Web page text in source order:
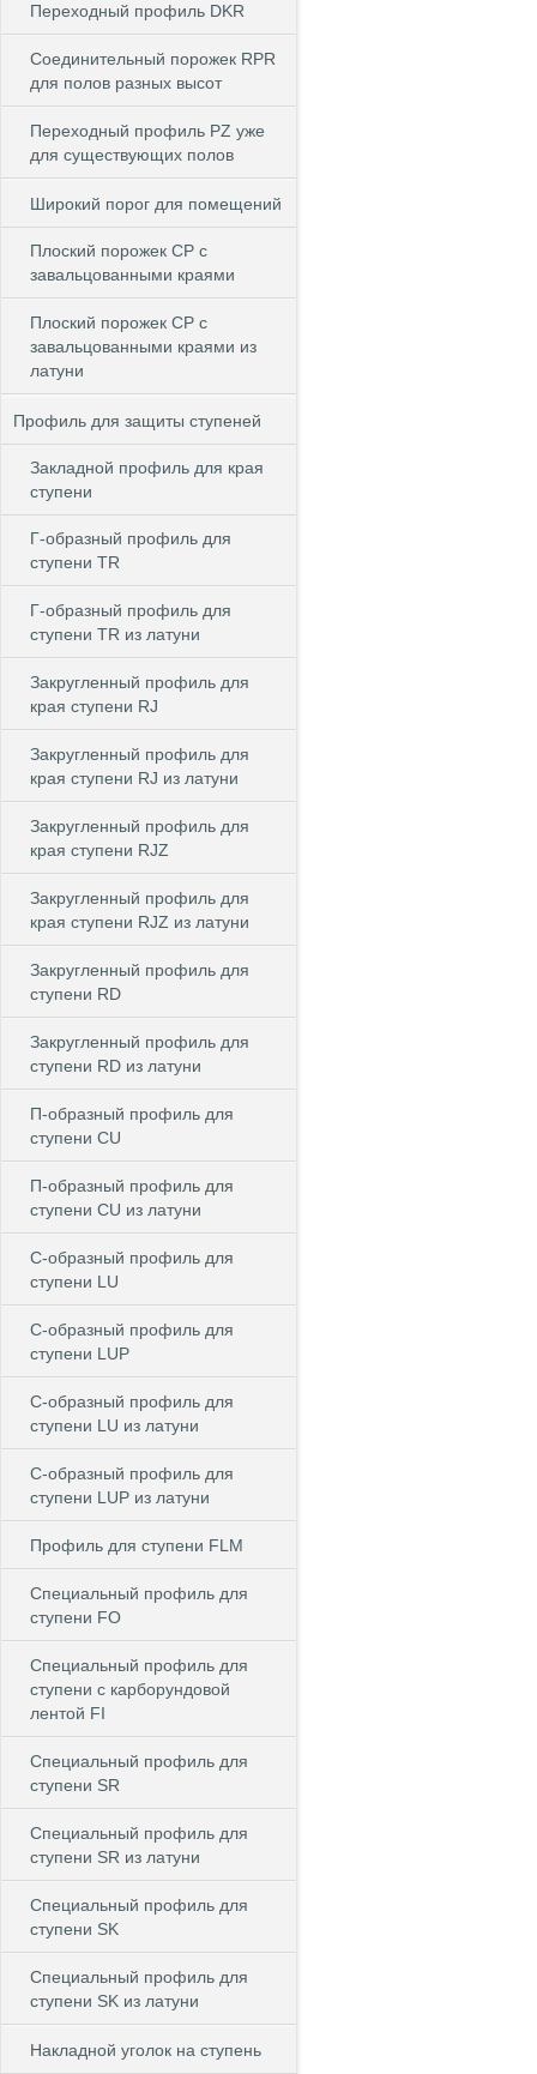
Переходный профиль DKR
Cоединительный порожек RPR
для полов разных высот
Переходный профиль PZ уже
для существующих полов
Широкий порог для помещений
Плоский порожек СP с
завальцованными краями
Плоский порожек СP с
завальцованными краями из
латуни
Профиль для защиты ступеней
Закладной профиль для края
ступени
Г-образный профиль для
ступени TR
Г-образный профиль для
ступени TR из латуни
Закругленный профиль для
края ступени RJ
Закругленный профиль для
края ступени RJ из латуни
Закругленный профиль для
края ступени RJZ
Закругленный профиль для
края ступени RJZ из латуни
Закругленный профиль для
ступени RD
Закругленный профиль для
ступени RD из латуни
П-образный профиль для
ступени CU
П-образный профиль для
ступени CU из латуни
C-образный профиль для
ступени LU
C-образный профиль для
ступени LUP
C-образный профиль для
ступени LU из латуни
C-образный профиль для
ступени LUP из латуни
Профиль для ступени FLM
Специальный профиль для
ступени FO
Специальный профиль для
ступени c карборундовой
лентой FI
Специальный профиль для
ступени SR
Специальный профиль для
ступени SR из латуни
Специальный профиль для
ступени SK
Специальный профиль для
ступени SK из латуни
Накладной уголок на ступень